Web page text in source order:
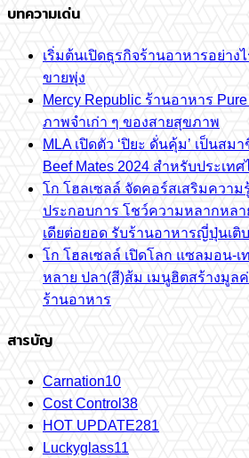
บทความเด่น
เริ่มต้นเปิดธุรกิจร้านอาหารอย่าง
ขายพุ่ง
Mercy Republic ร้านอาหาร
ภาพจำเก่า ๆ ของสายสุขภาพ
MLA เปิดตัว ‘ปิยะ ดั่นคุ้ม’ เป็นสม
Beef Mates 2024 สำหรับประเทศ
โก โฮลเซลล์ จัดคอร์สเสริมควา
ประกอบการ โชว์ความหลากหลา
เดียต่อยอด รับร้านอาหารญี่ปุ่นเติ
โก โฮลเซลล์ เปิดโลก แซลมอน-
หลาย ปลา(สี)ส้ม เมนูฮิตสร้างมูล
ร้านอาหาร
สารบัญ
Carnation10
Cost Control 38
HOT UPDATE281
Luckyglass11